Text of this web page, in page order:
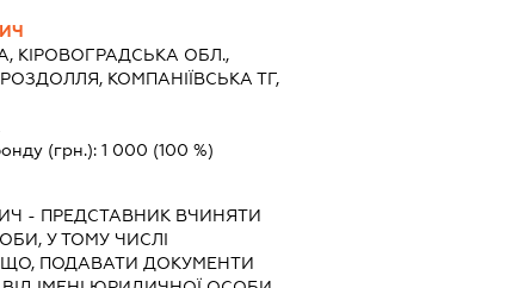
КІРОВОГРАДСЬКА ОБЛ.,
КОМПАНІЇВСЬКА ТГ,
(грн.):1 000 (100 %)
- ПРЕДСТАВНИК ВЧИНЯТИ
У ТОМУ ЧИСЛІ
ПОДАВАТИ ДОКУМЕНТИ